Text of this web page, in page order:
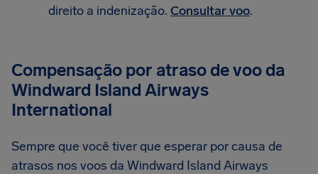
direito a indenização. Consultar voo.
Compensação por atraso de voo da
Windward Island Airways
International
Sempre que você tiver que esperar por causa de
atrasos nos voos da Windward Island Airways